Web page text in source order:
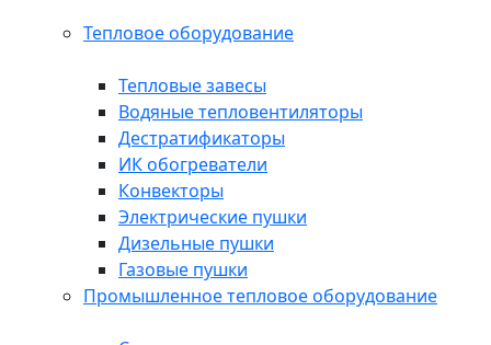
Тепловое оборудование
Тепловые завесы
Водяные тепловентиляторы
Дестратификаторы
ИК обогреватели
Конвекторы
Электрические пушки
Дизельные пушки
Газовые пушки
Промышленное тепловое оборудование